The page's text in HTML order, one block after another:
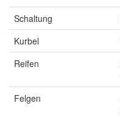
Schaltung
Kurbel
Reifen
Felgen